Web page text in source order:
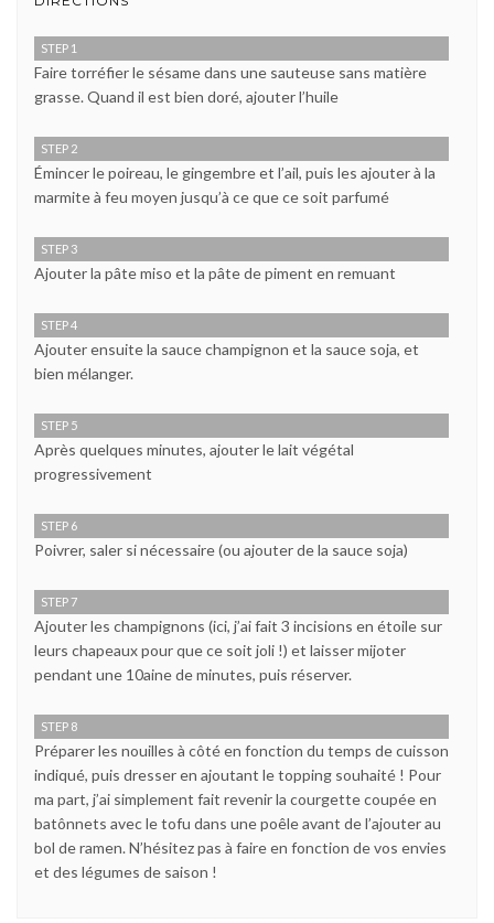
STEP 1
Faire torréfier le sésame dans une sauteuse sans matière
grasse. Quand il est bien doré, ajouter l’huile
STEP 2
Émincer le poireau, le gingembre et l’ail, puis les ajouter à la
marmite à feu moyen jusqu’à ce que ce soit parfumé
STEP 3
Ajouter la pâte miso et la pâte de piment en remuant
STEP 4
Ajouter ensuite la sauce champignon et la sauce soja, et
bien mélanger.
STEP 5
Après quelques minutes, ajouter le lait végétal
progressivement
STEP 6
Poivrer, saler si nécessaire (ou ajouter de la sauce soja)
STEP 7
Ajouter les champignons (ici, j’ai fait 3 incisions en étoile sur
leurs chapeaux pour que ce soit joli !) et laisser mijoter
pendant une 10aine de minutes, puis réserver.
STEP 8
Préparer les nouilles à côté en fonction du temps de cuisson
indiqué, puis dresser en ajoutant le topping souhaité ! Pour
ma part, j’ai simplement fait revenir la courgette coupée en
batônnets avec le tofu dans une poêle avant de l’ajouter au
bol de ramen. N’hésitez pas à faire en fonction de vos envies
et des légumes de saison !